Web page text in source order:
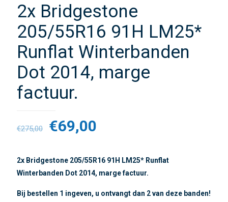
2x Bridgestone
205/55R16 91H LM25*
Runflat Winterbanden
Dot 2014, marge
factuur.
€275,00 €69,00
2x Bridgestone 205/55R16 91H LM25* Runflat
Winterbanden Dot 2014, marge factuur.
Bij bestellen 1 ingeven, u ontvangt dan 2 van deze banden!